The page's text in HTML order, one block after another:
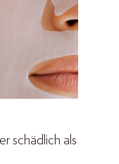
schädlich als